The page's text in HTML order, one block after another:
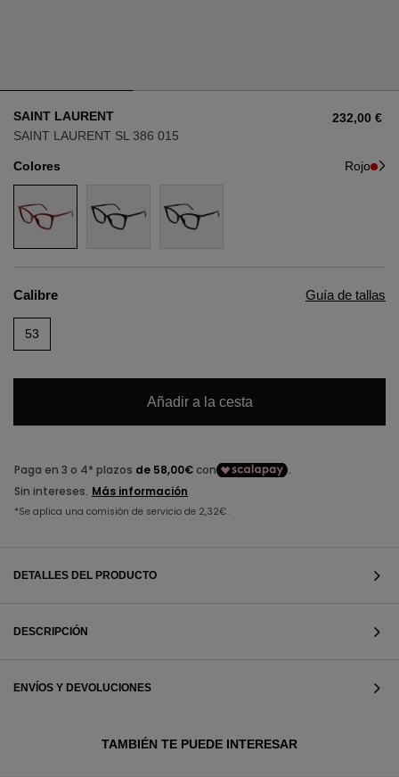
AVIADOR
OJO DE GATO
RECTANGULAR/CUADRADA
REDONDA/OVALADA
AVIADOR
OJO DE GATO
RECTANGULAR/CUADRADA
REDONDA/OVALADA
SAINT LAURENT
SAINT LAURENT SL 386 015
232,00 €
Colores Rojo
Calibre Guía de tallas
53
Añadir a la cesta
DETALLES DEL PRODUCTO
DESCRIPCIÓN
ENVÍOS Y DEVOLUCIONES
TAMBIÉN TE PUEDE INTERESAR